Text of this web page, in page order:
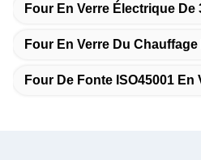
Four En Verre Électrique De
Four En Verre Du Chauffage
Four De Fonte ISO45001 En